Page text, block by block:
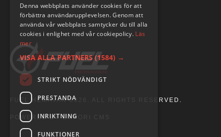
FUEL HEMAVAN 2026. ALL RIGHTS RESERVED.
POWERED BY EMPORI CMS
Denna webbplats använder cookies för att
förbättra användarupplevelsen. Genom att
använda vår webbplats samtycker du till alla
cookies i enlighet med vår cookiepolicy. Läs
mer
VISA ALLA PARTNERS (1584) →
STRIKT NÖDVÄNDIGT
PRESTANDA
INRIKTNING
FUNKTIONER